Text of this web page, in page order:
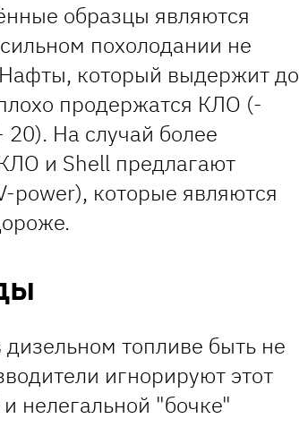
образцы являются
похолодании не
который выдержит до
продержатся КЛО (-
На случай более
и Shell предлагают
power), которые являются
топливе быть не
игнорируют этот
нелегальной "бочке"